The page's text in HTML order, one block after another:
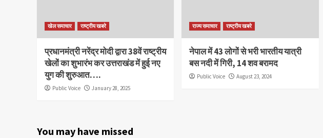
खेल समाचार राष्ट्रीय खबरे
प्रधानमंत्री नरेंद्र मोदी द्वारा 38वें राष्ट्रीय
खेलों का शुभारंभ कर उत्तराखंड में हुई नए
युग की शुरुआत….
Public Voice January 28, 2025
राज्य समाचार राष्ट्रीय खबरे
नेपाल में 43 लोगों से भरी भारतीय यात्री
बस नदी में गिरी, 14 शव बरामद
Public Voice August 23, 2024
You may have missed